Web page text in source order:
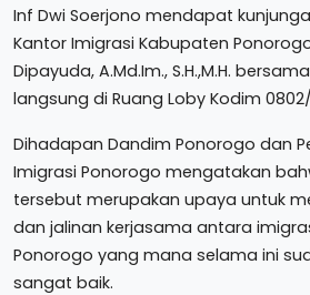
Inf Dwi Soerjono mendapat
Kantor Imigrasi Kabupaten
Dipayuda, A.Md.Im., S.H.,M.H.
langsung di Ruang Loby Kodim
Dihadapan Dandim Ponorogo dan
Imigrasi Ponorogo mengatakan
tersebut merupakan upaya untuk
dan jalinan kerjasama antara
Ponorogo yang mana selama ini
sangat baik.